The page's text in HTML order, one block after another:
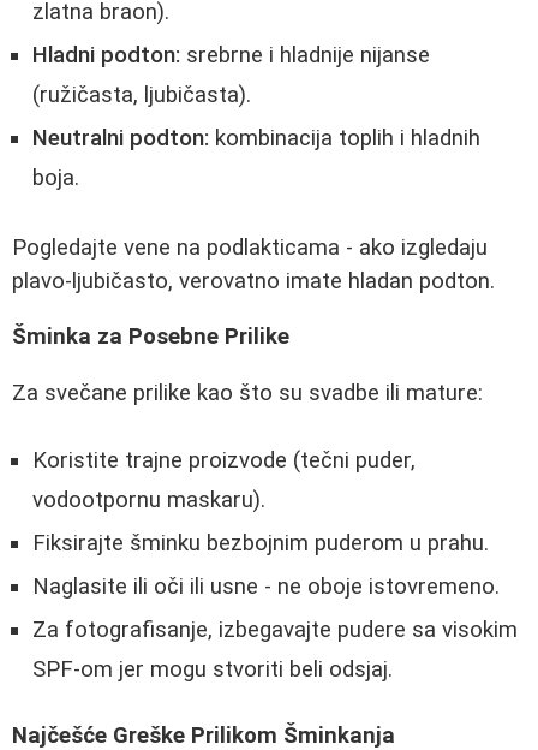
zlatna braon).
Hladni podton: srebrne i hladnije nijanse
(ružičasta, ljubičasta).
Neutralni podton: kombinacija toplih i hladnih
boja.
Pogledajte vene na podlakticama - ako izgledaju
plavo-ljubičasto, verovatno imate hladan podton.
Šminka za Posebne Prilike
Za svečane prilike kao što su svadbe ili mature:
Koristite trajne proizvode (tečni puder,
vodootpornu maskaru).
Fiksirajte šminku bezbojnim puderom u prahu.
Naglasite ili oči ili usne - ne oboje istovremeno.
Za fotografisanje, izbegavajte pudere sa visokim
SPF-om jer mogu stvoriti beli odsjaj.
Najčešće Greške Prilikom Šminkanja